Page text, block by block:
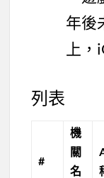
年後
上
列表
#
機
關
名